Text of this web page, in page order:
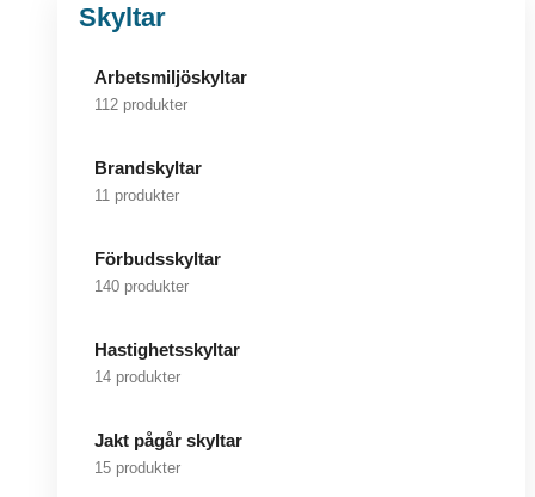
Skyltar
Arbetsmiljöskyltar
112 produkter
Brandskyltar
11 produkter
Förbudsskyltar
140 produkter
Hastighetsskyltar
14 produkter
Jakt pågår skyltar
15 produkter